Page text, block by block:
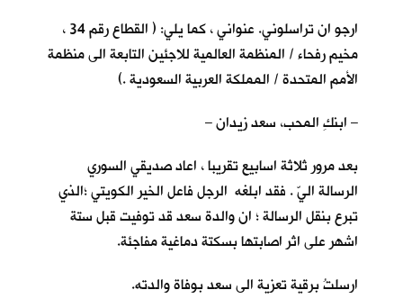
ارجو ان تراسلوني. عنواني ، كما يلي: ( القطاع رقم 34 ،
مخيم رفحاء / المنظمة العالمية للاجئين التابعة الى منظمة
الأمم المتحدة / المملكة العربية السعودية .)
– ابنكِ المحب، سعد زيدان –
بعد مرور ثلاثة اسابيع تقريبا ، اعاد صديقي السوري
الرسالة اليّ . فقد ابلغه الرجل فاعل الخير الكويتي ؛الذي
تبرع بنقل الرسالة ؛ ان والدة سعد قد توفيت قبل ستة
اشهر على اثر اصابتها بسكتة دماغية مفاجئة.
ارسلتُ برقية تعزية الى سعد بوفاة والدته.